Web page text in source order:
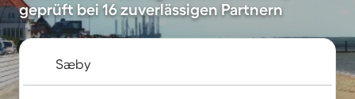
geprüft bei 16 zuverlässigen Partnern